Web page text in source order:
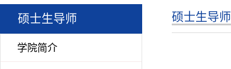
硕士生导师
学院简介
硕士生导师